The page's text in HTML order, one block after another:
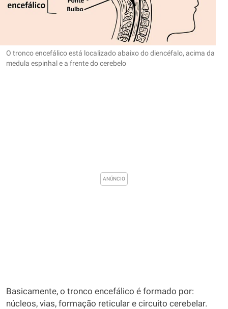
O tronco encefálico está localizado abaixo do diencéfalo, acima da
medula espinhal e a frente do cerebelo
Basicamente, o tronco encefálico é formado por:
núcleos, vias, formação reticular e circuito cerebelar.